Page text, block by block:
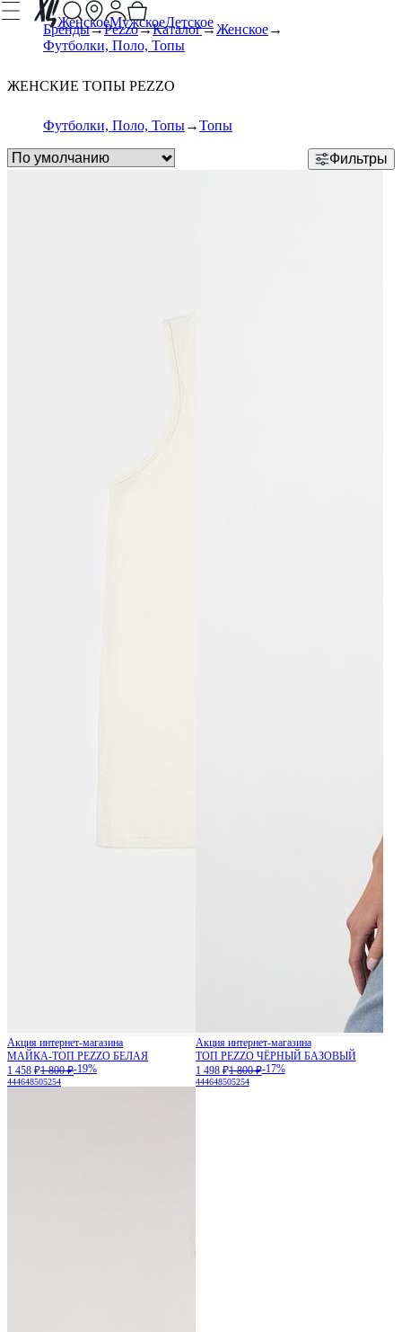
ЖенскоеМужскоеДетское
Бренды Pezzo Каталог
Женское
Футболки, Поло, Топы
ЖЕНСКИЕ ТОПЫ PEZZO
Футболки, Поло, Топы Топы
Фильтры
Акция интернет-магазина
МАЙКА-ТОП PEZZO БЕЛАЯ
1 458 ₽1 800 ₽-19%
444648505254
Акция интернет-магазина
ТОП PEZZO ЧЁРНЫЙ БАЗОВЫЙ
1 498 ₽1 800 ₽-17%
444648505254